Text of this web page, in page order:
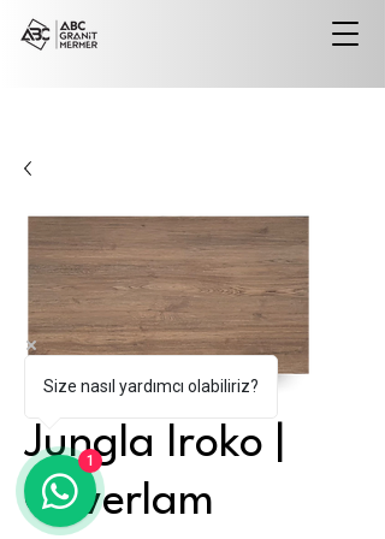
Jungla Iroko |
Coverlam
Size nasıl yardımcı olabiliriz?
1